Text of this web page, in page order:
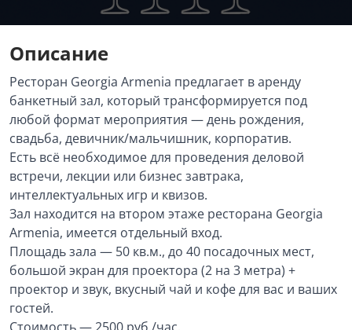
Описание
Ресторан Georgia Armenia предлагает в аренду
банкетный зал, который трансформируется под
любой формат мероприятия — день рождения,
свадьба, девичник/мальчишник, корпоратив.
Есть всё необходимое для проведения деловой
встречи, лекции или бизнес завтрака,
интеллектуальных игр и квизов.
Зал находится на втором этаже ресторана Georgia
Armenia, имеется отдельный вход.
Площадь зала — 50 кв.м., до 40 посадочных мест,
большой экран для проектора (2 на 3 метра) +
проектор и звук, вкусный чай и кофе для вас и ваших
гостей.